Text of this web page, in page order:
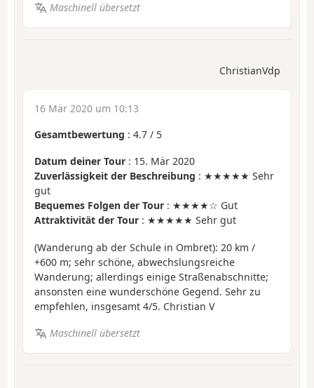
Maschinell übersetzt
ChristianVdp
16 Mär 2020 um 10:13
Gesamtbewertung : 4.7 / 5
Datum deiner Tour : 15. Mär 2020
Zuverlässigkeit der Beschreibung : ★★★★★ Sehr
gut
Bequemes Folgen der Tour : ★★★★☆ Gut
Attraktivität der Tour : ★★★★★ Sehr gut
(Wanderung ab der Schule in Ombret): 20 km /
+600 m; sehr schöne, abwechslungsreiche
Wanderung; allerdings einige Straßenabschnitte;
ansonsten eine wunderschöne Gegend. Sehr zu
empfehlen, insgesamt 4/5. Christian V
Maschinell übersetzt